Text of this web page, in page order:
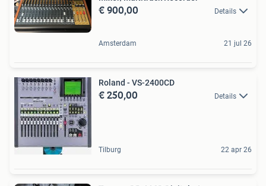
€ 900,00 Details
Amsterdam 21 jul 26
Roland - VS-2400CD
€ 250,00 Details
Tilburg 22 apr 26